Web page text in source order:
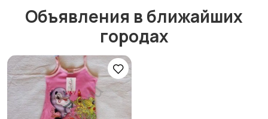
Товары для учебы
Объявления в ближайших
городах